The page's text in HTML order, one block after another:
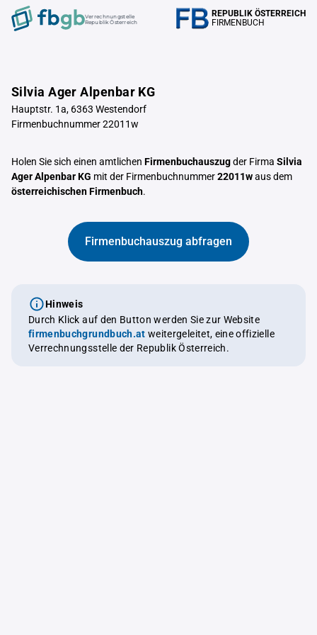
Verrechnungstelle
Republik Österreich
REPUBLIK ÖSTERREICH
FIRMENBUCH
Silvia Ager Alpenbar KG
Hauptstr. 1a, 6363 Westendorf
Firmenbuchnummer 22011w
Holen Sie sich einen amtlichen Firmenbuchauszugder Firma Silvia
Ager Alpenbar KG mit der Firmenbuchnummer22011waus dem
österreichischen Firmenbuch.
Firmenbuchauszug abfragen
Hinweis
Durch Klick auf den Button werden Sie zur Website
firmenbuchgrundbuch.at weitergeleitet, eine offizielle
Verrechnungsstelle der Republik Österreich.